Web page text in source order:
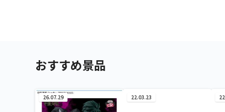
おすすめ景品
26.07.29 22.03.23